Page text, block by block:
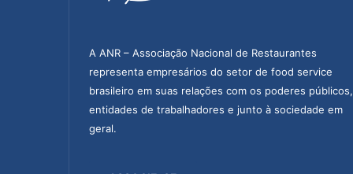
A ANR – Associação Nacional de Restaurantes
representa empresários do setor de food service
brasileiro em suas relações com os poderes públicos,
entidades de trabalhadores e junto à sociedade em
geral.